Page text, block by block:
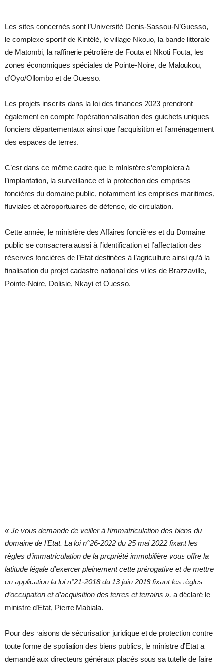
Les sites concernés sont l’Université Denis-Sassou-N’Guesso,
le complexe sportif de Kintélé, le village Nkouo, la bande littorale
de Matombi, la raffinerie pétrolière de Fouta et Nkoti Fouta, les
zones économiques spéciales de Pointe-Noire, de Maloukou,
d’Oyo/Ollombo et de Ouesso.
Les projets inscrits dans la loi des finances 2023 prendront
également en compte l’opérationnalisation des guichets uniques
fonciers départementaux ainsi que l’acquisition et l’aménagement
des espaces de terres.
C’est dans ce même cadre que le ministère s’emploiera à
l’implantation, la surveillance et la protection des emprises
foncières du domaine public, notamment les emprises maritimes,
fluviales et aéroportuaires de défense, de circulation.
Cette année, le ministère des Affaires foncières et du Domaine
public se consacrera aussi à l’identification et l’affectation des
réserves foncières de l’Etat destinées à l’agriculture ainsi qu’à la
finalisation du projet cadastre national des villes de Brazzaville,
Pointe-Noire, Dolisie, Nkayi et Ouesso.
« Je vous demande de veiller à l’immatriculation des biens du
domaine de l’Etat. La loi n°26-2022 du 25 mai 2022 fixant les
règles d’immatriculation de la propriété immobilière vous offre la
latitude légale d’exercer pleinement cette prérogative et de mettre
en application la loi n°21-2018 du 13 juin 2018 fixant les règles
d’occupation et d’acquisition des terres et terrains », a déclaré le
ministre d’Etat, Pierre Mabiala.
Pour des raisons de sécurisation juridique et de protection contre
toute forme de spoliation des biens publics, le ministre d’Etat a
demandé aux directeurs généraux placés sous sa tutelle de faire